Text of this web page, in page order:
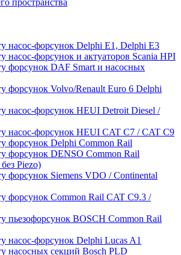
пространства
насос-форсунок Delphi E1, Delphi E3
насос-форсунок и актуаторов Scania HPI
форсунок DAF Smart и насосных
форсунок Volvo/Renault Euro 6 Delphi
насос-форсунок HEUI Detroit Diesel /
насос-форсунок HEUI CAT C7 / CAT C9
форсунок Delphi Common Rail
форсунок DENSO Common Rail
Piezo)
форсунок Siemens VDO / Continental
форсунок Common Rail CAT C9.3 /
пьезофорсунок BOSCH Common Rail
насос-форсунок Delphi Lucas A1
насосных секций Bosch PLD